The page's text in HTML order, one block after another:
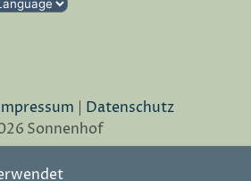
Datenschutz
Sonnenhof